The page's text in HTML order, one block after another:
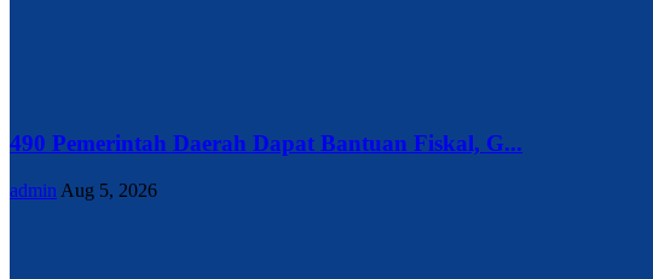
490 Pemerintah Daerah Dapat Bantuan Fiskal, G...
admin Aug 5, 2026